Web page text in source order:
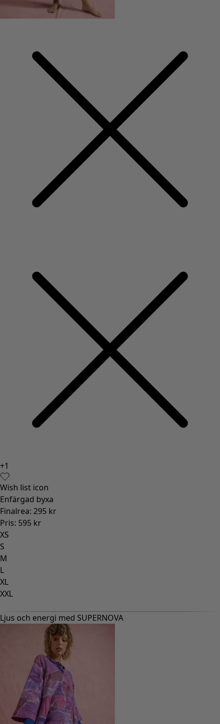
+1
Wish list icon
Enfärgad byxa
Finalrea: 295 kr
Pris: 595 kr
XS
S
M
L
XL
XXL
Ljus och energi med SUPERNOVA